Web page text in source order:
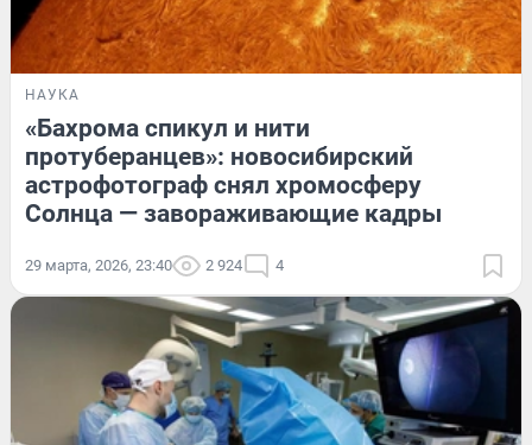
НАУКА
«Бахрома спикул и нити
протуберанцев»: новосибирский
астрофотограф снял хромосферу
Солнца — завораживающие кадры
29 марта, 2026, 23:40 2 924 4